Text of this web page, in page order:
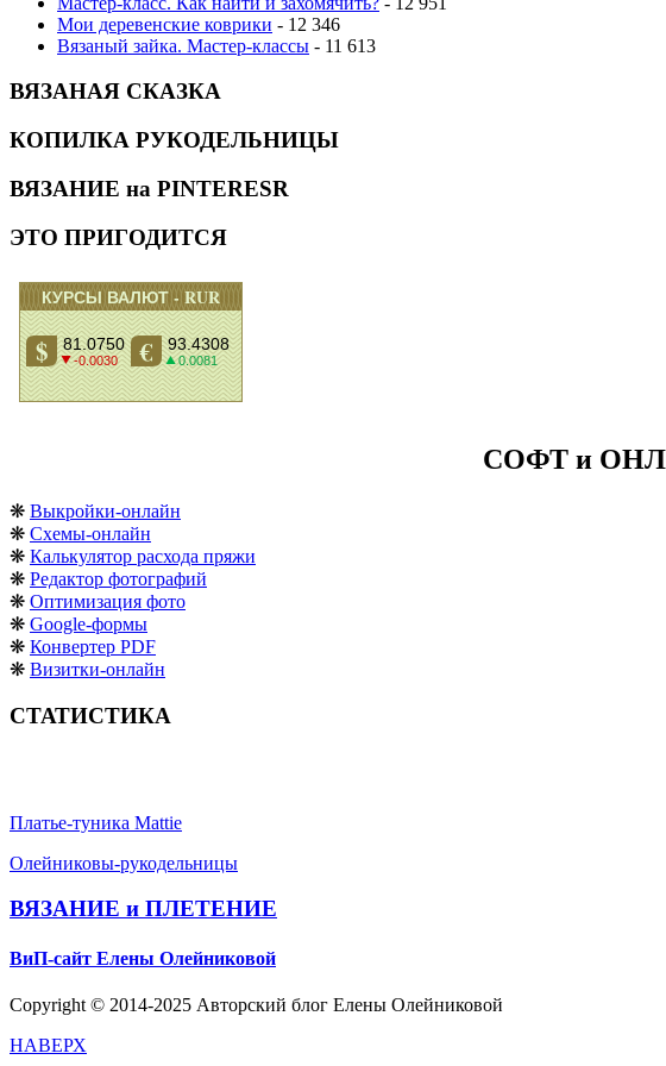
Мои деревенские коврики - 12 346
Вязаный зайка. Мастер-классы - 11 613
ВЯЗАНАЯ СКАЗКА
КОПИЛКА РУКОДЕЛЬНИЦЫ
ВЯЗАНИЕ на PINTERESR
ЭТО ПРИГОДИТСЯ
СОФТ и
❋ Выкройки-онлайн
❋ Схемы-онлайн
❋ Калькулятор расхода пряжи
❋ Редактор фотографий
❋ Оптимизация фото
❋ Google-формы
❋ Конвертер PDF
❋ Визитки-онлайн
СТАТИСТИКА
Платье-туника Mattie
Олейниковы-рукодельницы
ВЯЗАНИЕ и ПЛЕТЕНИЕ
ВиП-сайт Елены Олейниковой
Copyright © 2014-2025 Авторский блог Елены Олейниковой
НАВЕРХ